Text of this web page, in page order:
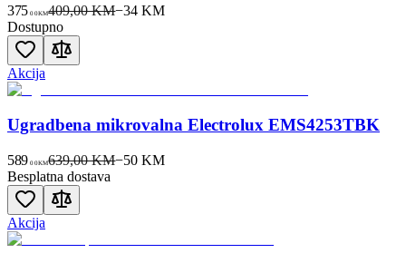
375 00KM409,00 KM−34 KM
Dostupno
Akcija
Ugradbena mikrovalna Electrolux EMS4253TBK
589 00KM639,00 KM−50 KM
Besplatna dostava
Akcija